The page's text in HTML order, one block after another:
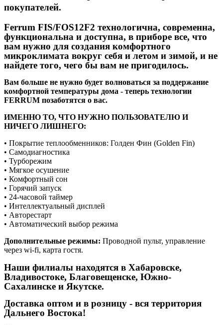
покупателей.
Ferrum FIS/FOS12F2 технологична, современна,
функциональна и доступна, в приборе все, что
вам нужно для создания комфортного
микроклимата вокруг себя и летом и зимой, и не
найдете того, чего бы вам не пригодилось.
Вам больше не нужно будет волноваться за поддержание
комфортной температуры дома - теперь технологии
FERRUM позаботятся о вас.
ИМЕННО ТО, ЧТО НУЖНО ПОЛЬЗОВАТЕЛЮ И
НИЧЕГО ЛИШНЕГО:
• Покрытие теплообменников: Голден Фин (Golden Fin)
• Самодиагностика
• Турборежим
• Мягкое осушение
• Комфортный сон
• Горячий запуск
• 24-часовой таймер
• Интеллектуальный дисплей
• Авторестарт
• Автоматический выбор режима
Дополнительные режимы: Проводной пульт, управление
через wi-fi, карта гостя.
Наши филиалы находятся в Хабаровске,
Владивостоке, Благовещенске, Южно-
Сахалинске и Якутске.
Доставка оптом и в розницу - вся территория
Дальнего Востока!